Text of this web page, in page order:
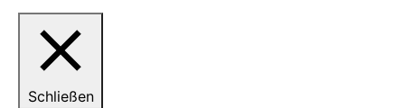
Schließen